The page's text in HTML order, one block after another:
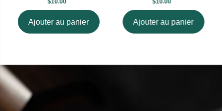
$10.00
Ajouter au panier
$10.00
Ajouter au panier